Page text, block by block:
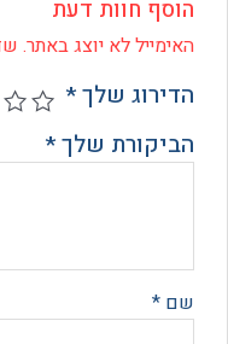
חוות דעת
לא יוצג באתר.שדות
שלך*
שלך*